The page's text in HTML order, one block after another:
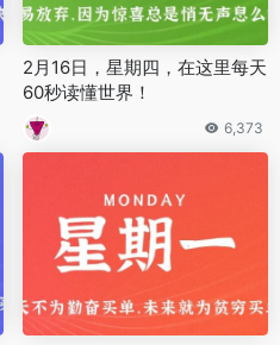
2月16日，星期四，在这里每天
60秒读懂世界！
6,373